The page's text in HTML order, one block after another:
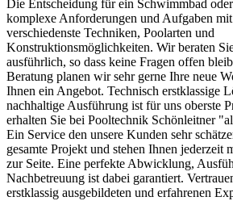
Die Entscheidung für ein Schwimmbad
komplexe Anforderungen und Aufgaben
verschiedenste Techniken, Poolarten und
Konstruktionsmöglichkeiten. Wir beraten
ausführlich, so dass keine Fragen offen
Beratung planen wir sehr gerne Ihre neue
Ihnen ein Angebot. Technisch erstklassige
nachhaltige Ausführung ist für uns oberste
erhalten Sie bei Pooltechnik Schönleitner
Ein Service den unsere Kunden sehr
gesamte Projekt und stehen Ihnen jederzeit
zur Seite. Eine perfekte Abwicklung,
Nachbetreuung ist dabei garantiert.
erstklassig ausgebildeten und erfahrenen